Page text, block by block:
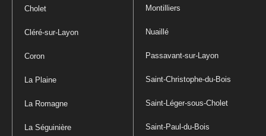
Cholet
Cléré-sur-Layon
Coron
La Plaine
La Romagne
La Séguinière
Montilliers
Nuaillé
Passavant-sur-Layon
Saint-Christophe-du-Bois
Saint-Léger-sous-Cholet
Saint-Paul-du-Bois